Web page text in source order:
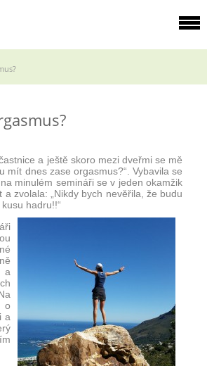
a ještě skoro mezi dveřmi se mě
mít dnes zase orgasmus?“. Vybavila se
minulém semináři se v jeden okamžik
a zvolala: „Nikdy bych nevěřila, že budu
hadru!!“
a
o
a